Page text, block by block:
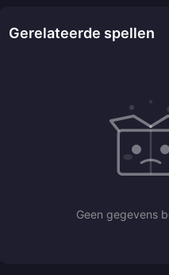
Gerelateerde spellen
Geen gegevens